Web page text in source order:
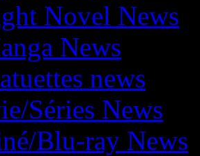
Novel News
News
news
Séries News
Blu-ray News